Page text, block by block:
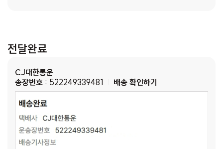
전달완료
CJ대한통운
송장번호 : 522249339481 배송 확인하기